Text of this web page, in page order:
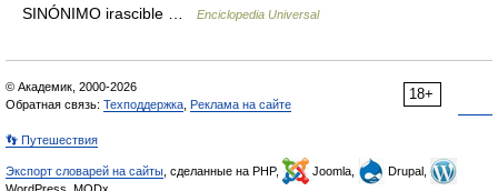
SINÓNIMO irascible …
Enciclopedia Universal
18+
© Академик, 2000-2026
Обратная связь: Техподдержка Реклама на сайте
👣 Путешествия
Экспорт словарей на сайты , сделанные на PHP, Joomla,
Drupal,